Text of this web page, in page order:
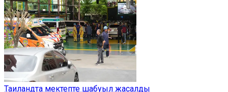
Таиландта мектепте шабуыл жасалды